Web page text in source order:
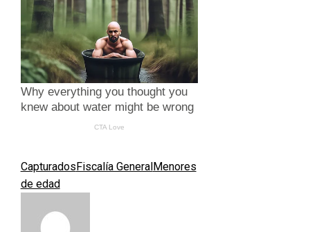
CapturadosFiscalía GeneralMenores
de edad